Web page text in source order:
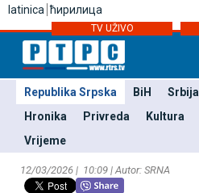
latinica ћирилица
TV UŽIVO
Republika Srpska BiH Srbija
Hronika
Privreda Kultura
Vrijeme
12/03/2026 | 10:09 | Autor: SRNA